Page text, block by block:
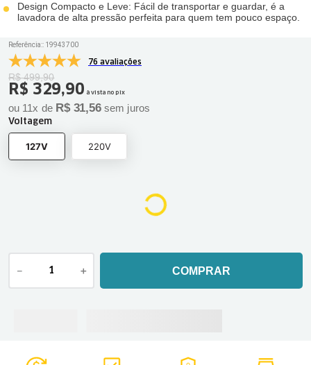
Design Compacto e Leve: Fácil de transportar e guardar, é a
lavadora de alta pressão perfeita para quem tem pouco espaço.
Referência:: 19943700
76 avaliações
R$ 499,90
R$ 329,90 à vista no pix
ou 11x de R$ 31,56 sem juros
Voltagem
127V 220V
＋
－ COMPRAR